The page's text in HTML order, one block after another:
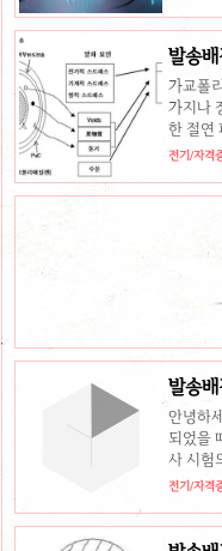
에 의해
발생하
징전자
직각 방
동전자
의 극저
히 감소
Field)
발송
가교폴
가지나
한 절연
에 자주
에서 징
리
틸렌
XLPE
전기/자격
발송배
전선
안녕하
되었을
사 시험
및 건축
약Δ-Y
할 때
전기/자격